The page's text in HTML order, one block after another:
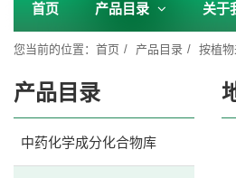
首页 产品目录 关于
您当前的位置： 首页 产品目录 按植
产品目录
中药化学成分化合物库